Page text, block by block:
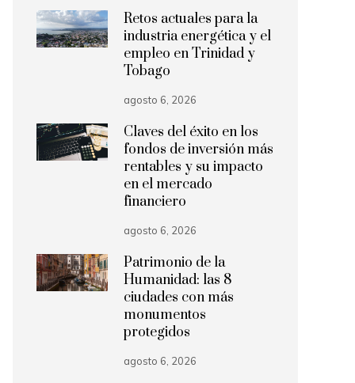
Retos actuales para la
industria energética y el
empleo en Trinidad y
Tobago
agosto 6, 2026
Claves del éxito en los
fondos de inversión más
rentables y su impacto
en el mercado
financiero
agosto 6, 2026
Patrimonio de la
Humanidad: las 8
ciudades con más
monumentos
protegidos
agosto 6, 2026